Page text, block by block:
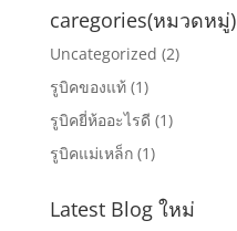
caregories(หมวดหมู่)
Uncategorized (2)
รูบิคของแท้(1)
รูบิคยี่ห้ออะไรดี (1)
รูบิคแม่เหล็ก(1)
Latest Blog ใหม่